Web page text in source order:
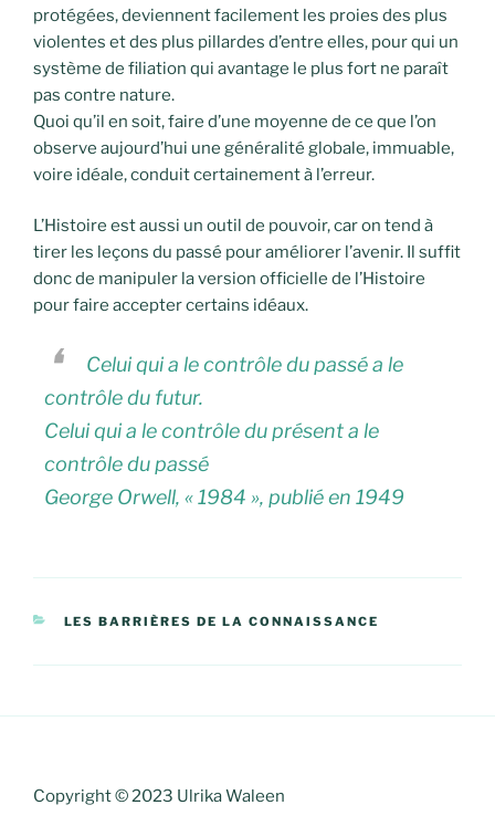
protégées, deviennent facilement les proies des plus
violentes et des plus pillardes d’entre elles, pour qui un
système de filiation qui avantage le plus fort ne paraît
pas contre nature.
Quoi qu’il en soit, faire d’une moyenne de ce que l’on
observe aujourd’hui une généralité globale, immuable,
voire idéale, conduit certainement à l’erreur.
L’Histoire est aussi un outil de pouvoir, car on tend à
tirer les leçons du passé pour améliorer l’avenir. Il suffit
donc de manipuler la version officielle de l’Histoire
pour faire accepter certains idéaux.
Celui qui a le contrôle du passé a le
contrôle du futur.
Celui qui a le contrôle du présent a le
contrôle du passé
George Orwell, « 1984 », publié en 1949
CATÉGORIES
LES BARRIÈRES DE LA CONNAISSANCE
l’article
Copyright © 2023 Ulrika Waleen